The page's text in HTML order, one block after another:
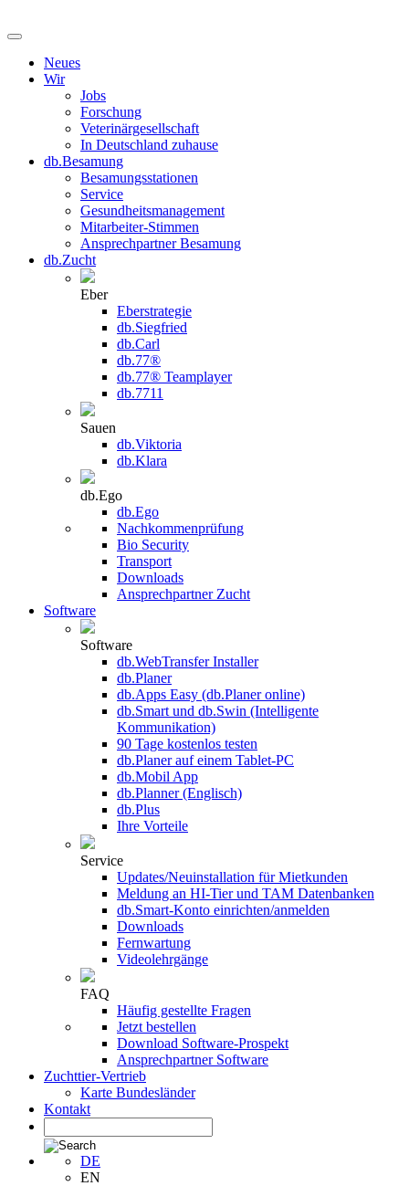
Neues
Wir
Jobs
Forschung
Veterinärgesellschaft
In Deutschland zuhause
db.Besamung
Besamungsstationen
Service
Gesundheitsmanagement
Mitarbeiter-Stimmen
Ansprechpartner Besamung
db.Zucht
Eber
Eberstrategie
db.Siegfried
db.Carl
db.77®
db.77® Teamplayer
db.7711
Sauen
db.Viktoria
db.Klara
db.Ego
db.Ego
Nachkommenprüfung
Bio Security
Transport
Downloads
Ansprechpartner Zucht
Software
Software
db.WebTransfer Installer
db.Planer
db.Apps Easy (db.Planer online)
db.Smart und db.Swin (Intelligente
Kommunikation)
90 Tage kostenlos testen
db.Planer auf einem Tablet-PC
db.Mobil App
db.Planner (Englisch)
db.Plus
Ihre Vorteile
Service
Updates/Neuinstallation für Mietkunden
Meldung an HI-Tier und TAM Datenbanken
db.Smart-Konto einrichten/anmelden
Downloads
Fernwartung
Videolehrgänge
FAQ
Häufig gestellte Fragen
Jetzt bestellen
Download Software-Prospekt
Ansprechpartner Software
Zuchttier-Vertrieb
Karte Bundesländer
Kontakt
DE
EN